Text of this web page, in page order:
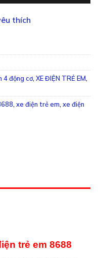
thích
4 động cơ XE ĐIỆN TRẺ EM
xe điện trẻ em xe điện
trẻ em 8688